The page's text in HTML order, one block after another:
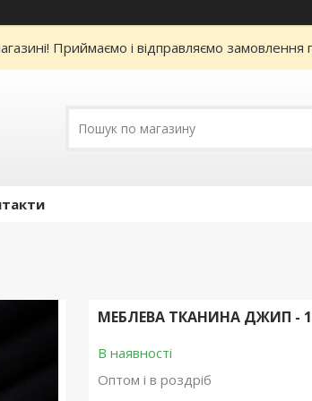
Приймаємо і відправляємо
МЕБЛЕВА ТКАНИНА ДЖИП -
В наявності
Оптом і в роздріб